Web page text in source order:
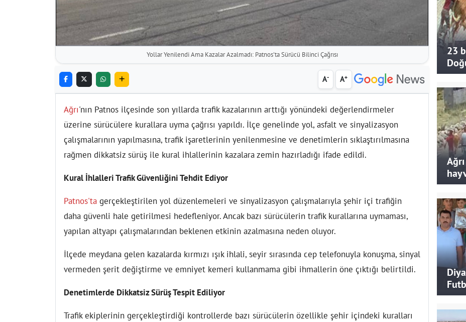
Yollar Yenilendi Ama Kazalar Azalmadı: Patnos'ta Sürücü Bilinci Çağrısı
A- A+
Ağrı'nın Patnos ilçesinde son yıllarda trafik kazalarının arttığı yönündeki değerlendirmeler
üzerine sürücülere kurallara uyma çağrısı yapıldı. İlçe genelinde yol, asfalt ve sinyalizasyon
çalışmalarının yapılmasına, trafik işaretlerinin yenilenmesine ve denetimlerin sıklaştırılmasına
rağmen dikkatsiz sürüş ile kural ihlallerinin kazalara zemin hazırladığı ifade edildi.
Kural İhlalleri Trafik Güvenliğini Tehdit Ediyor
Patnos'ta gerçekleştirilen yol düzenlemeleri ve sinyalizasyon çalışmalarıyla şehir içi trafiğin
daha güvenli hale getirilmesi hedefleniyor. Ancak bazı sürücülerin trafik kurallarına uymaması,
yapılan altyapı çalışmalarından beklenen etkinin azalmasına neden oluyor.
İlçede meydana gelen kazalarda kırmızı ışık ihlali, seyir sırasında cep telefonuyla konuşma, sinyal
vermeden şerit değiştirme ve emniyet kemeri kullanmama gibi ihmallerin öne çıktığı belirtildi.
Denetimlerde Dikkatsiz Sürüş Tespit Ediliyor
Trafik ekiplerinin gerçekleştirdiği kontrollerde bazı sürücülerin özellikle şehir içindeki kuralları
23